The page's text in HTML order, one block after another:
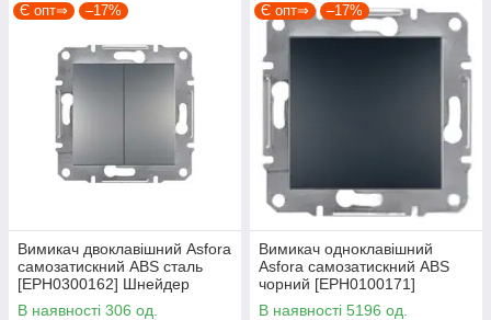
Є опт⇒ –17%
Вимикач двоклавішний Asfora
самозатискний ABS сталь
[EPH0300162] Шнейдер
Електрік
В наявності 306 од.
Є опт⇒ –17%
Вимикач одноклавішний
Asfora самозатискний ABS
чорний [EPH0100171]
Шнейдер Електрік
В наявності 5196 од.